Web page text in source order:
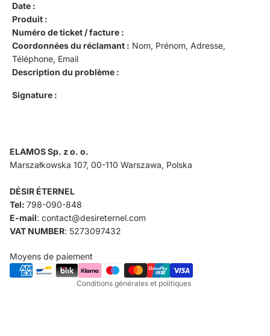
Date :
Produit :
Numéro de ticket / facture :
Coordonnées du réclamant : Nom, Prénom, Adresse,
Téléphone, Email
Description du problème :
Signature :
ELAMOS Sp. z o. o.
Marszałkowska 107, 00-110 Warszawa, Polska
DÉSIR ÉTERNEL
Tel: 798-090-848
E-mail: contact@desireternel.com
VAT NUMBER: 5273097432
Moyens de paiement
Conditions générales et politiques
Politique de confidentialité
Conditions d’utilisation
Politique de remboursement
Politique d’expédition